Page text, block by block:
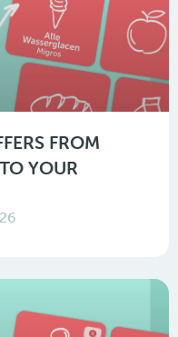
FROM
YOUR